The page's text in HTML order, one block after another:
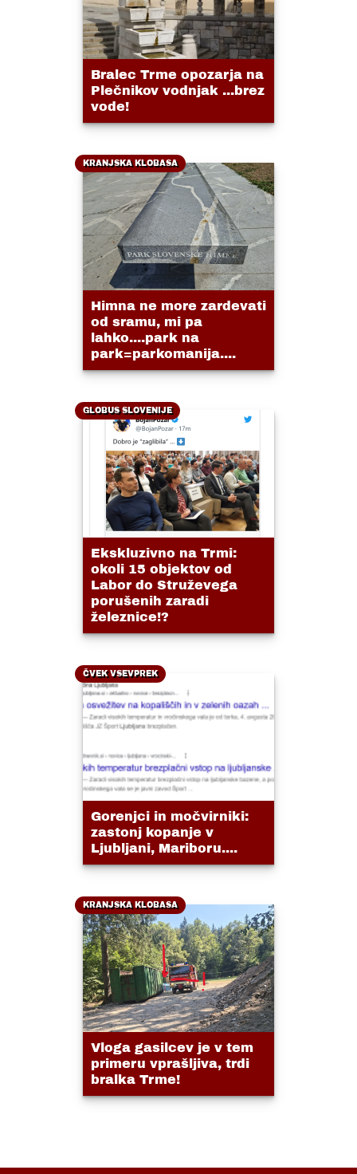
Bralec Trme opozarja na
Plečnikov vodnjak ...brez
vode!
KRANJSKA KLOBASA
Himna ne more zardevati
od sramu, mi pa
lahko....park na
park=parkomanija....
GLOBUS SLOVENIJE
Ekskluzivno na Trmi:
okoli 15 objektov od
Labor do Struževega
porušenih zaradi
železnice!?
ČVEK VSEVPREK
Gorenjci in močvirniki:
zastonj kopanje v
Ljubljani, Mariboru....
KRANJSKA KLOBASA
Vloga gasilcev je v tem
primeru vprašljiva, trdi
bralka Trme!